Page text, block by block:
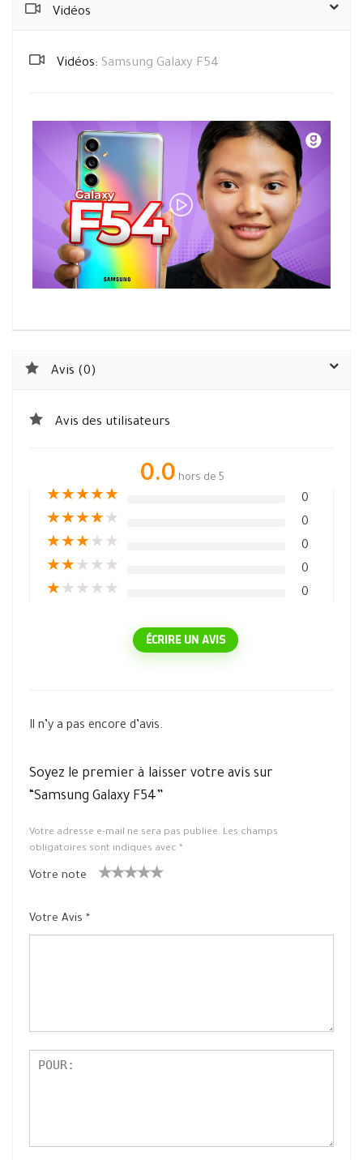
Vidéos
Vidéos: Samsung Galaxy F54
Avis (0)
Avis des utilisateurs
0.0 hors de 5
★★★★★ 0
★★★★★ 0
★★★★ ★ 0
★★★ ★ ★ 0
★★ ★ ★ ★ 0
ÉCRIRE UN AVIS
Il n’y a pas encore d’avis.
Soyez le premier à laisser votre avis sur
“Samsung Galaxy F54”
Votre adresse e-mail ne sera pas publiée. Les champs
obligatoires sont indiqués avec *
Votre note
oil
sur
Votre Avis *